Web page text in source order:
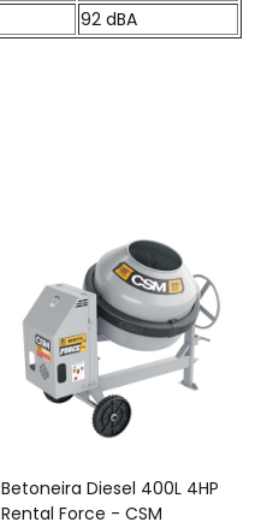
92 dBA
Betoneira Diesel 400L 4HP
Rental Force - CSM